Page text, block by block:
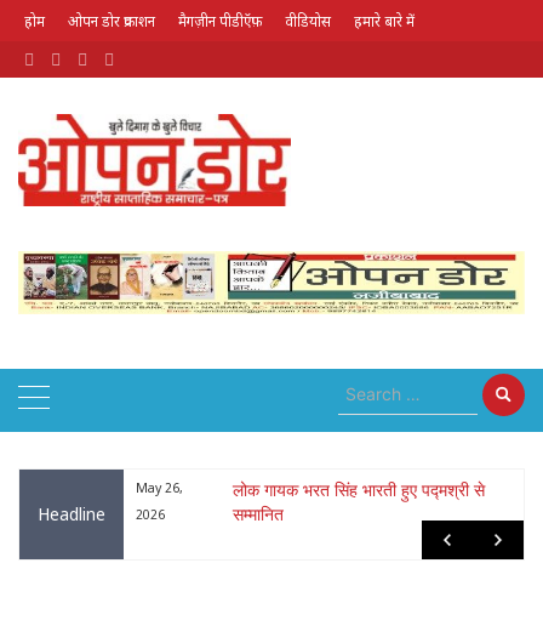
होम ओपन डोर प्रकाशन मैगज़ीन पीडीऍफ़ वीडियोस हमारे बारे में
Headline
May 26,
2026
लोक गायक भरत सिंह भारती हुए पद्मश्री से
सम्मानित